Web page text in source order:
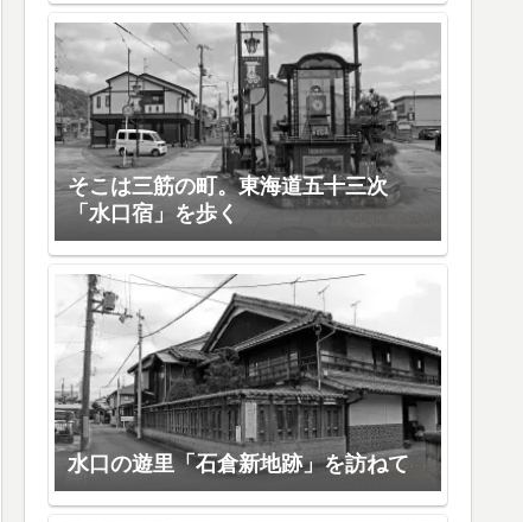
そこは三筋の町。東海道五十三次
「水口宿」を歩く
水口の遊里「石倉新地跡」を訪ねて